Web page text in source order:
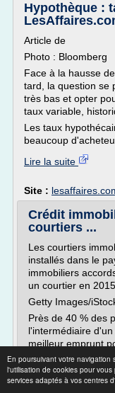
En poursuivant votre navigation
l'utilisation de cookies pour
services adaptés à vos centres
Hypothèque :
Article de
Photo : Bloomberg
Face à la hausse
tard, la question se
très bas et opter
taux variable,
Les taux
beaucoup
Lire la suite
Site :
Crédit
courtiers ...
Les courtiers
installés dans le
immobiliers
un courtier en
Getty Images/
Près de 40 % des
l'intermédiaire
meilleur emprunt
Lire la suite